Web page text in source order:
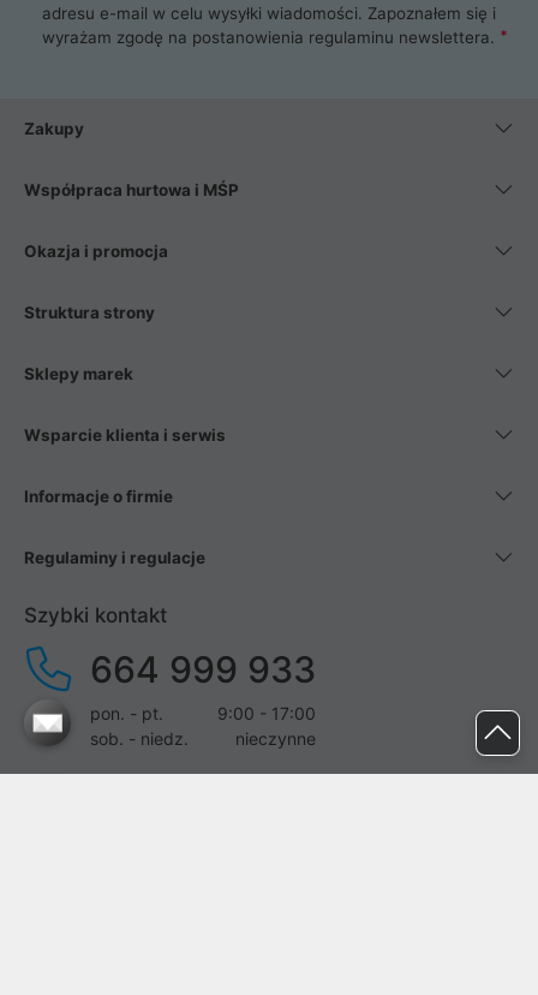
adresu e-mail w celu wysyłki wiadomości. Zapoznałem się i
wyrażam zgodę na postanowienia regulaminu newslettera.
Zakupy
Współpraca hurtowa i MŚP
Okazja i promocja
Struktura strony
Sklepy marek
Wsparcie klienta i serwis
Informacje o firmie
Regulaminy i regulacje
Szybki kontakt
664 999 933
pon. - pt.
9:00 - 17:00
sob. - niedz.
nieczynne